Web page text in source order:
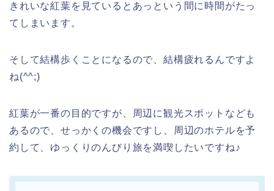
きれいな紅葉を見ているとあっという間に時間がたっ
てしまいます。
そして結構歩くことになるので、結構疲れるんですよ
ね(^^;)
紅葉が一番の目的ですが、周辺に観光スポットなども
あるので、せっかくの機会ですし、周辺のホテルを予
約して、ゆっくりのんびり旅を満喫したいですね♪